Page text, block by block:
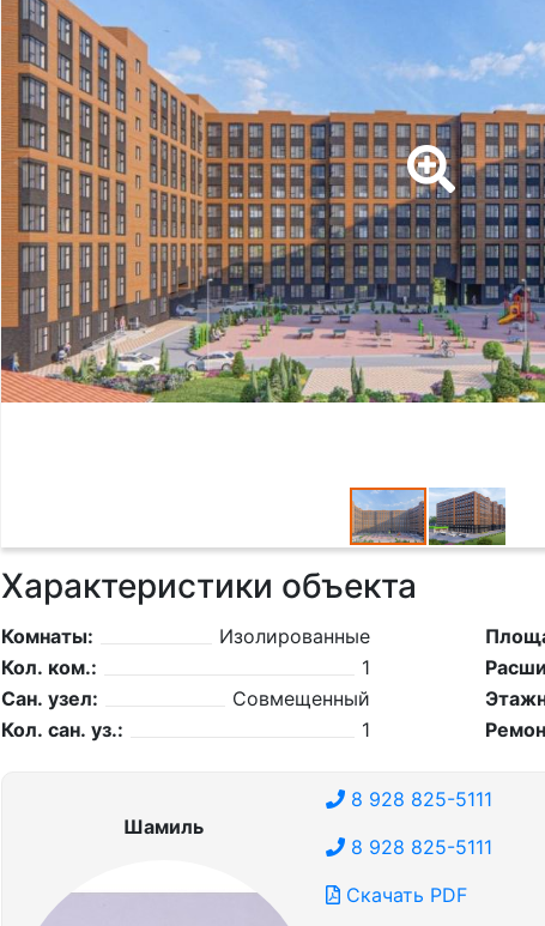
Характеристики объекта
Комнаты:
Изолированные
Кол. ком.:
1
Сан. узел:
Совмещенный
Кол. сан. уз.:
1
Шамиль
8 928 825-5111
8 928 825-5111
Скачать PDF